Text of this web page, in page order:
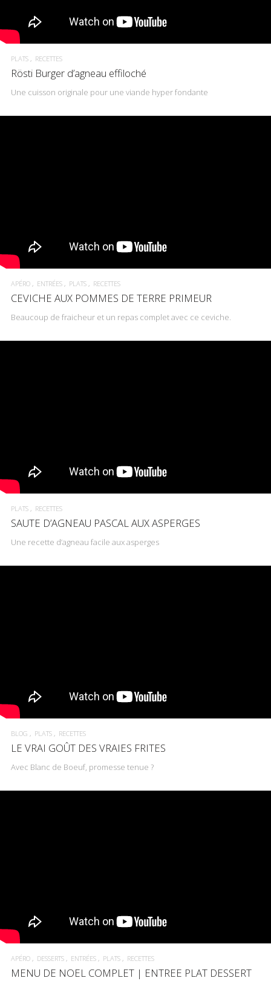
PLATS RECETTES
Rösti Burger d’agneau effiloché
Une cuisson originale pour une viande hyper fondante
APÉRO ENTRÉES PLATS RECETTES
CEVICHE AUX POMMES DE TERRE PRIMEUR
Beaucoup de fraicheur et un repas complet avec ce ceviche.
PLATS RECETTES
SAUTE D’AGNEAU PASCAL AUX ASPERGES
Une recette d’agneau facile aux asperges
BLOG PLATS RECETTES
LE VRAI GOÛT DES VRAIES FRITES
Avec Blanc de Boeuf, promesse tenue ?
APÉRO DESSERTS ENTRÉES PLATS RECETTES
MENU DE NOEL COMPLET | ENTREE PLAT DESSERT